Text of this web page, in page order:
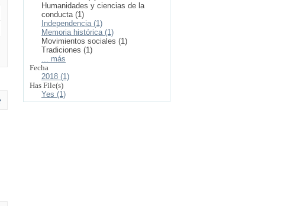
Humanidades y ciencias de la
conducta (1)
Independencia (1)
Memoria histórica (1)
Movimientos sociales (1)
Tradiciones (1)
... más
Fecha
2018 (1)
Has File(s)
Yes (1)